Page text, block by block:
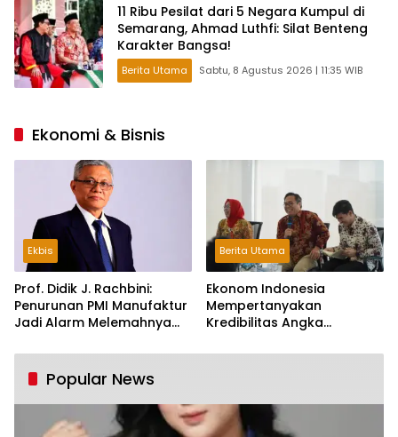
11 Ribu Pesilat dari 5 Negara Kumpul di
Semarang, Ahmad Luthfi: Silat Benteng
Karakter Bangsa!
Berita Utama Sabtu, 8 Agustus 2026 | 11:35 WIB
Ekonomi & Bisnis
Ekbis
Prof. Didik J. Rachbini:
Penurunan PMI Manufaktur
Jadi Alarm Melemahnya
Berita Utama
Ekonom Indonesia
Mempertanyakan
Kredibilitas Angka
Tumbuh Tapi Rapuh
Popular News